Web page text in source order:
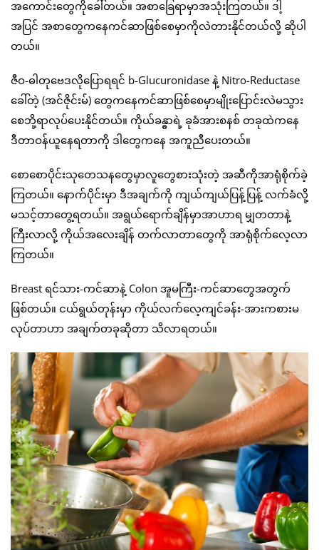
အကောင်းတွေကိုခေါ်တယ်။ အစာခြေရာမှာအသုံးကြတယ်။ ဒါ့
အပြင် အစာတွေကနေကင်ဆာဖြစ်စေမှာကိုလဲတားနိုင်တယ်လို့ ဆိုပါ
တယ်။
ဇီဝ-ဓါတုဗေဒလိုပြောရရင် b-Glucuronidase နဲ့ Nitro-Reductase
ခေါ်တဲ့ (အင်ဇိုင်းမ်) တွေကနေကင်ဆာဖြစ်စေမှာမျိုးပြောင်းလဲမသွား
စေဘို့ရာလုပ်ပေးနိုင်တယ်။ ကိုယ်ခန္ဓာရဲ့ ခုခံအားစနစ် တခုထဲကနေ
ဒီတာဝန်ယူနေရတာကို ဒါတွေကနေ အကူညီပေးတယ်။
စောစောပိုင်းသုတေသနတွေမှာလူတွေစားသုံးတဲ့ အဆီကိုအာရုံစိုက်ခဲ့
ကြတယ်။ နောက်ပိုင်းမှာ ဒီအချက်ကို ကျယ်ကျယ်ပြန့်ပြန့် လက်ခံလို့
မသင့်တာတွေ့ရတယ်။ အရွယ်ရောက်ချိန်မှာအာဟာရ မျှတတာနဲ့
ကြီးလာလို့ ကိုယ်အလေးချိန် တက်လာတာတွေကို အာရုံစိုက်လေ့လာ
ကြတယ်။
Breast ရင်သား-ကင်ဆာနဲ့ Colon အူမကြီး-ကင်ဆာတွေအတွက်
ဖြစ်တယ်။ ငယ်ရွယ်တုန်းမှာ ကိုယ်လက်လေ့ကျင်ခန်း-အားကစားမ
လုပ်တာဟာ အချက်တခုဆိုတာ သိလာရတယ်။